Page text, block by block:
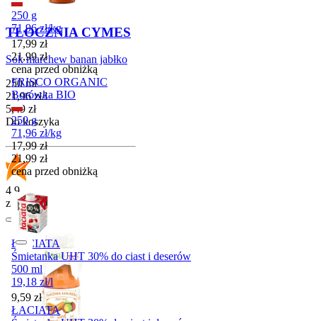
250 g
71,96 zł/kg
Cena promocyjna
17,99 zł
21,99 zł
cena przed obniżką
FRISCO ORGANIC
Borówka BIO
250 g
71,96 zł/kg
Cena promocyjna
17,99 zł
21,99 zł
cena przed obniżką
ŁACIATA
Śmietanka UHT 30% do ciast i deserów
500 ml
19,18 zł/l
Cena
9,59 zł
ŁACIATA
TŁOCZNIA CYMES
Sok marchew banan jabłko
250 ml
21,96 zł/l
Cena
5,49 zł
Do koszyka
4.9
z 16 opinii